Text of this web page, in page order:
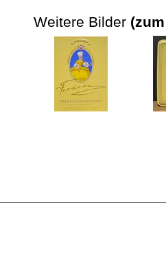
Weitere Bilder